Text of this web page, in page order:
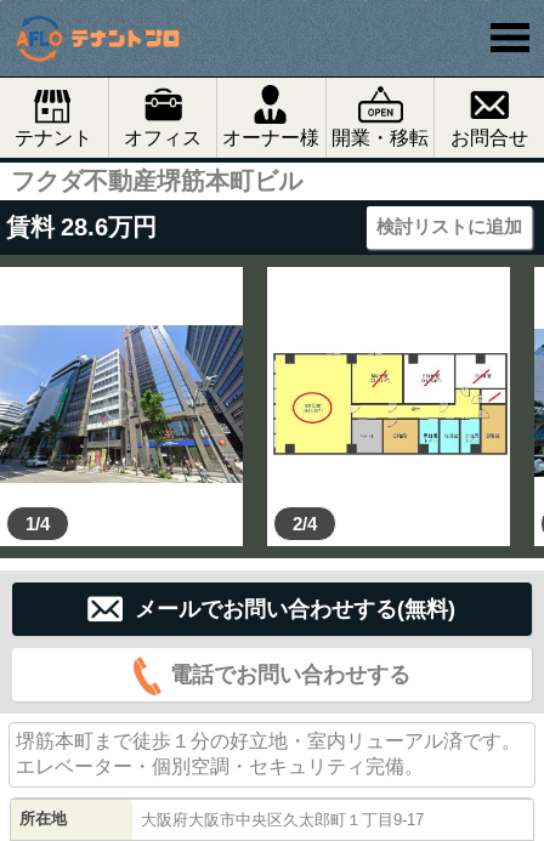
テナント オフィス オーナー様 開業・移転 お問合せ
フクダ不動産堺筋本町ビル
賃料 28.6万円 検討リストに追加
1/4 2/4
メールでお問い合わせする(無料)
電話でお問い合わせする
堺筋本町まで徒歩１分の好立地・室内リューアル済です。
エレベーター・個別空調・セキュリティ完備。
所在地 大阪府大阪市中央区久太郎町 １丁目9-17